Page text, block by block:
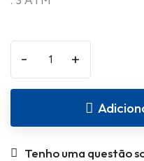
- +
Tenho uma questão